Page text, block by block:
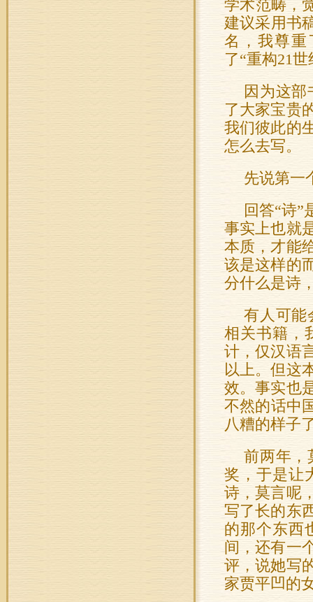
学术范畴，
建议采用书
名，我尊重
了“重构21
因为这
了大家宝贵
我们彼此的
怎么去写。
先说第一
回答“诗”
事实上也就
本质，才能
该是这样的
分什么是诗
有人可能
相关书籍，
计，仅汉语
以上。但这
效。事实也
不然的话中
八糟的样子
前两年，
奖，于是让
诗，莫言呢
写了长的东
的那个东西
间，还有一
评，说她写
家贾平凹的